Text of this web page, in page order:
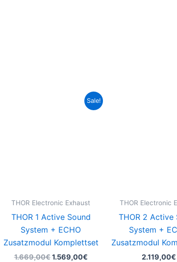
Sale!
THOR Electronic Exhaust
THOR 1 Active Sound
System + ECHO
Zusatzmodul Komplettset
1.669,00€
Ursprünglicher
1.569,00€
Aktueller
Preis
THOR Electronic
THOR 2 Active
System +
Zusatzmodul
2.119,00€